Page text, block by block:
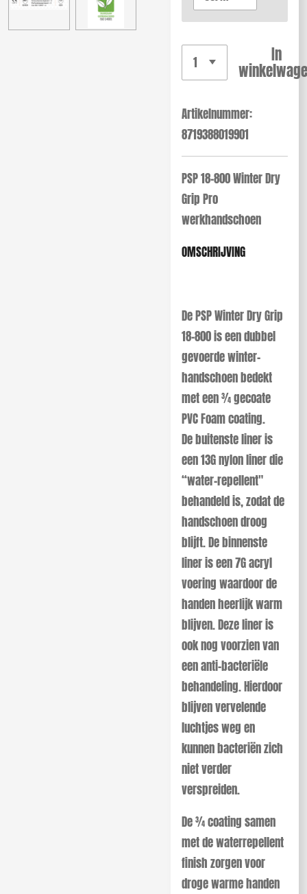
In
Artikelnummer:
8719388019901
PSP 18-800 Winter Dry
Grip Pro
werkhandschoen
OMSCHRIJVING
De PSP Winter Dry Grip
18-800 is een dubbel
gevoerde winter-
handschoen bedekt
met een 3⁄4 gecoate
PVC Foam coating.
De buitenste liner is
een 13G nylon liner die
“water-repellent"
behandeld is, zodat de
handschoen droog
blijft. De binnenste
liner is een 7G acryl
voering waardoor de
handen heerlijk warm
blijven. Deze liner is
ook nog voorzien van
een anti-bacteriële
behandeling. Hierdoor
blijven vervelende
luchtjes weg en
kunnen bacteriën zich
niet verder
verspreiden.
De 3⁄4 coating samen
met de waterrepellent
finish zorgenvoor
droge warme handen